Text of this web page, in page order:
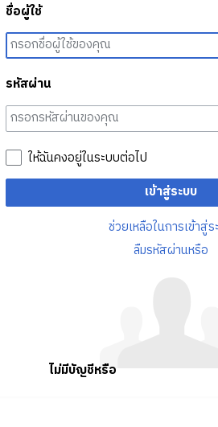
ชื่อผู้ใช้
รหัสผ่าน
ให้ฉันคงอยู่ในระบบต่อไป
เข้าสู่ระบบ
ช่วยเหลือในการเข้าสู่
ลืมรหัสผ่านหรือ
ไม่มีบัญชีหรือ